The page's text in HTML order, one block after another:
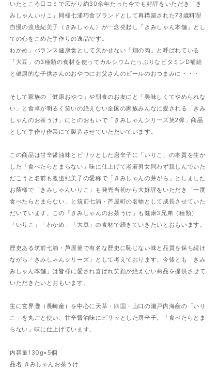
いたところ口コミで広がり約30余年たった今でも好評をいただき「き
みしゃんいりこ」同様七浦巧舎ブランドとして再構築された73歳料理
自慢の渡邉紀美子（きみしゃん）が一念発起し「きみしゃん本舗」とし
ての心をこめた手作りの逸品です。
わかめ」バランス健康食として欠かせない「畑の肉」と呼ばれている
「大豆」の3種類の食材を使ってカルシウムたっぷりなビタミンD補給
と健康的な子供さんのおやつにお父さんのビールのおつまみに・・・
そして家族の「健康おやつ」や朝食のお友にと「美味しくてやめられな
い」と食卓が明るく笑いの絶えない全国の家族みんなに愛される「きみ
しゃんのお茶うけ」にとのおもいで「きみしゃんシリーズ第2弾」商品
として手作り作業にて製造させていただいています。
この商品は甘辛醤油味とピリッとした唐辛子に「いりこ」の本質を生か
した「食べたらとまらない」味に仕上げて老若男女問わず親しんでいた
だこうと名前も渡邉紀美子の愛称で「きみしゃんの芽がら」としました
お蔭様で「きみしゃんいりこ」も発売当初から大好評をいただき「一度
食べたらとまらない」と筑前七浦・芦屋町の名物として成長させていた
だいています。この「きみしゃんのお茶うけ」も健康3兄弟（種類）
「いりこ」「わかめ」「大豆」の食材で続きていきたいとおもいます。
歴史ある筑前七浦・芦屋釜で有名な歴史に恥じない味と品質を保ち続け
ながら「きみしゃんシリーズ」として考えております。今後とも「きみ
みしゃん本舗」は皆様に愛され喜ばれ笑顔が絶えない商品を提供させて
いただきたいとおもいます。
主に玄界灘（長崎産）を中心に天草・四国・山口の瀬戸内海産の「いり
こ」を丸ごと使い、甘辛醤油味にピリッとした唐辛子。「食べたらとま
らない」味に仕上げています。
内容量130g×5個
品名 きみしゃんお茶うけ